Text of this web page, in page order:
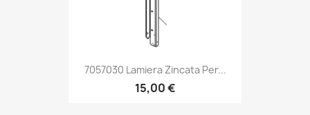
7057030 Lamiera Zincata Per...
15,00 €